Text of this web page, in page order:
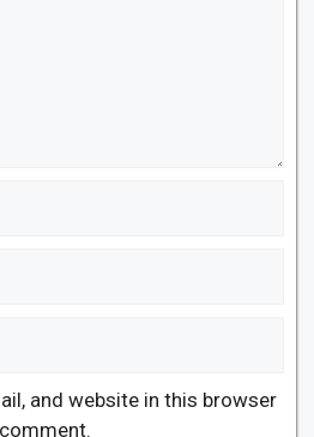
and website in this browser